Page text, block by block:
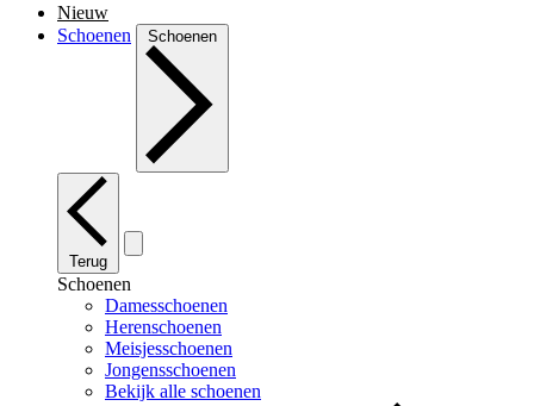
Nieuw
Schoenen
Schoenen
Terug
Schoenen
Damesschoenen
Herenschoenen
Meisjesschoenen
Jongensschoenen
Bekijk alle schoenen